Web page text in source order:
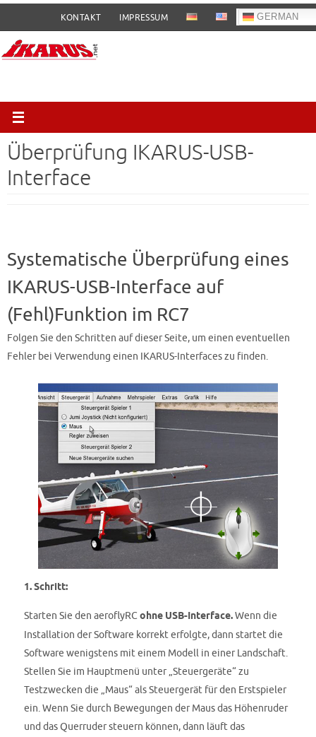
Inhalt
springen
KONTAKT IMPRESSUM GERMAN
Überprüfung IKARUS-USB-
Interface
Systematische Überprüfung eines
IKARUS-USB-Interface auf
(Fehl)Funktion im RC7
Folgen Sie den Schritten auf dieser Seite, um einen eventuellen
Fehler bei Verwendung einen IKARUS-Interfaces zu finden.
1. Schritt:
Starten Sie den aeroflyRCohne USB-Interface.Wenn die
Installation der Software korrekt erfolgte, dann startet die
Software wenigstens mit einem Modell in einer Landschaft.
Stellen Sie im Hauptmenü unter „Steuergeräte“ zu
Testzwecken die „Maus“ als Steuergerät für den Erstspieler
ein. Wenn Sie durch Bewegungen der Maus das Höhenruder
und das Querruder steuern können, dann läuft das